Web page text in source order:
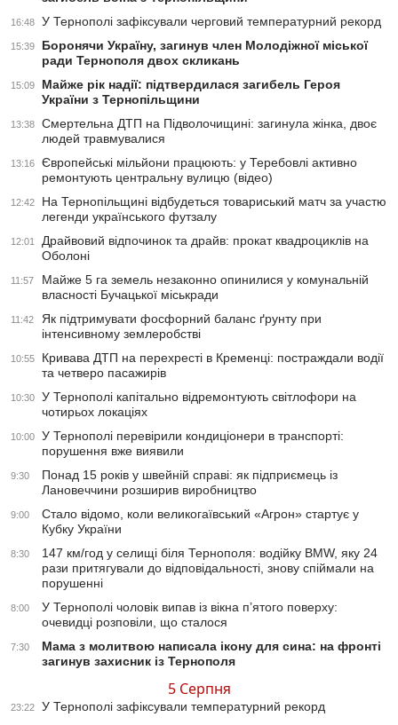
16:48 У Тернополі зафіксували черговий температурний рекорд
15:39
Боронячи Україну, загинув член Молодіжної міської
ради Тернополя двох скликань
15:09
Майже рік надії: підтвердилася загибель Героя
України з Тернопільщини
13:38
Смертельна ДТП на Підволочищині: загинула жінка, двоє
людей травмувалися
13:16
Європейські мільйони працюють: у Теребовлі активно
ремонтують центральну вулицю (відео)
12:42
На Тернопільщині відбудеться товариський матч за участю
легенди українського футзалу
12:01
Драйвовий відпочинок та драйв: прокат квадроциклів на
Оболоні
11:57
Майже 5 га земель незаконно опинилися у комунальній
власності Бучацької міськради
11:42
Як підтримувати фосфорний баланс ґрунту при
інтенсивному землеробстві
10:55
Кривава ДТП на перехресті в Кременці: постраждали водії
та четверо пасажирів
10:30
У Тернополі капітально відремонтують світлофори на
чотирьох локаціях
10:00
У Тернополі перевірили кондиціонери в транспорті:
порушення вже виявили
9:30
Понад 15 років у швейній справі: як підприємець із
Лановеччини розширив виробництво
9:00
Стало відомо, коли великогаївський «Агрон» стартує у
Кубку України
8:30
147 км/год у селищі біля Тернополя: водійку BMW, яку 24
рази притягували до відповідальності, знову спіймали на
порушенні
8:00
У Тернополі чоловік випав із вікна п’ятого поверху:
очевидці розповіли, що сталося
7:30
Мама з молитвою написала ікону для сина: на фронті
загинув захисник із Тернополя
5 Серпня
23:22
У Тернополі зафіксували температурний рекорд